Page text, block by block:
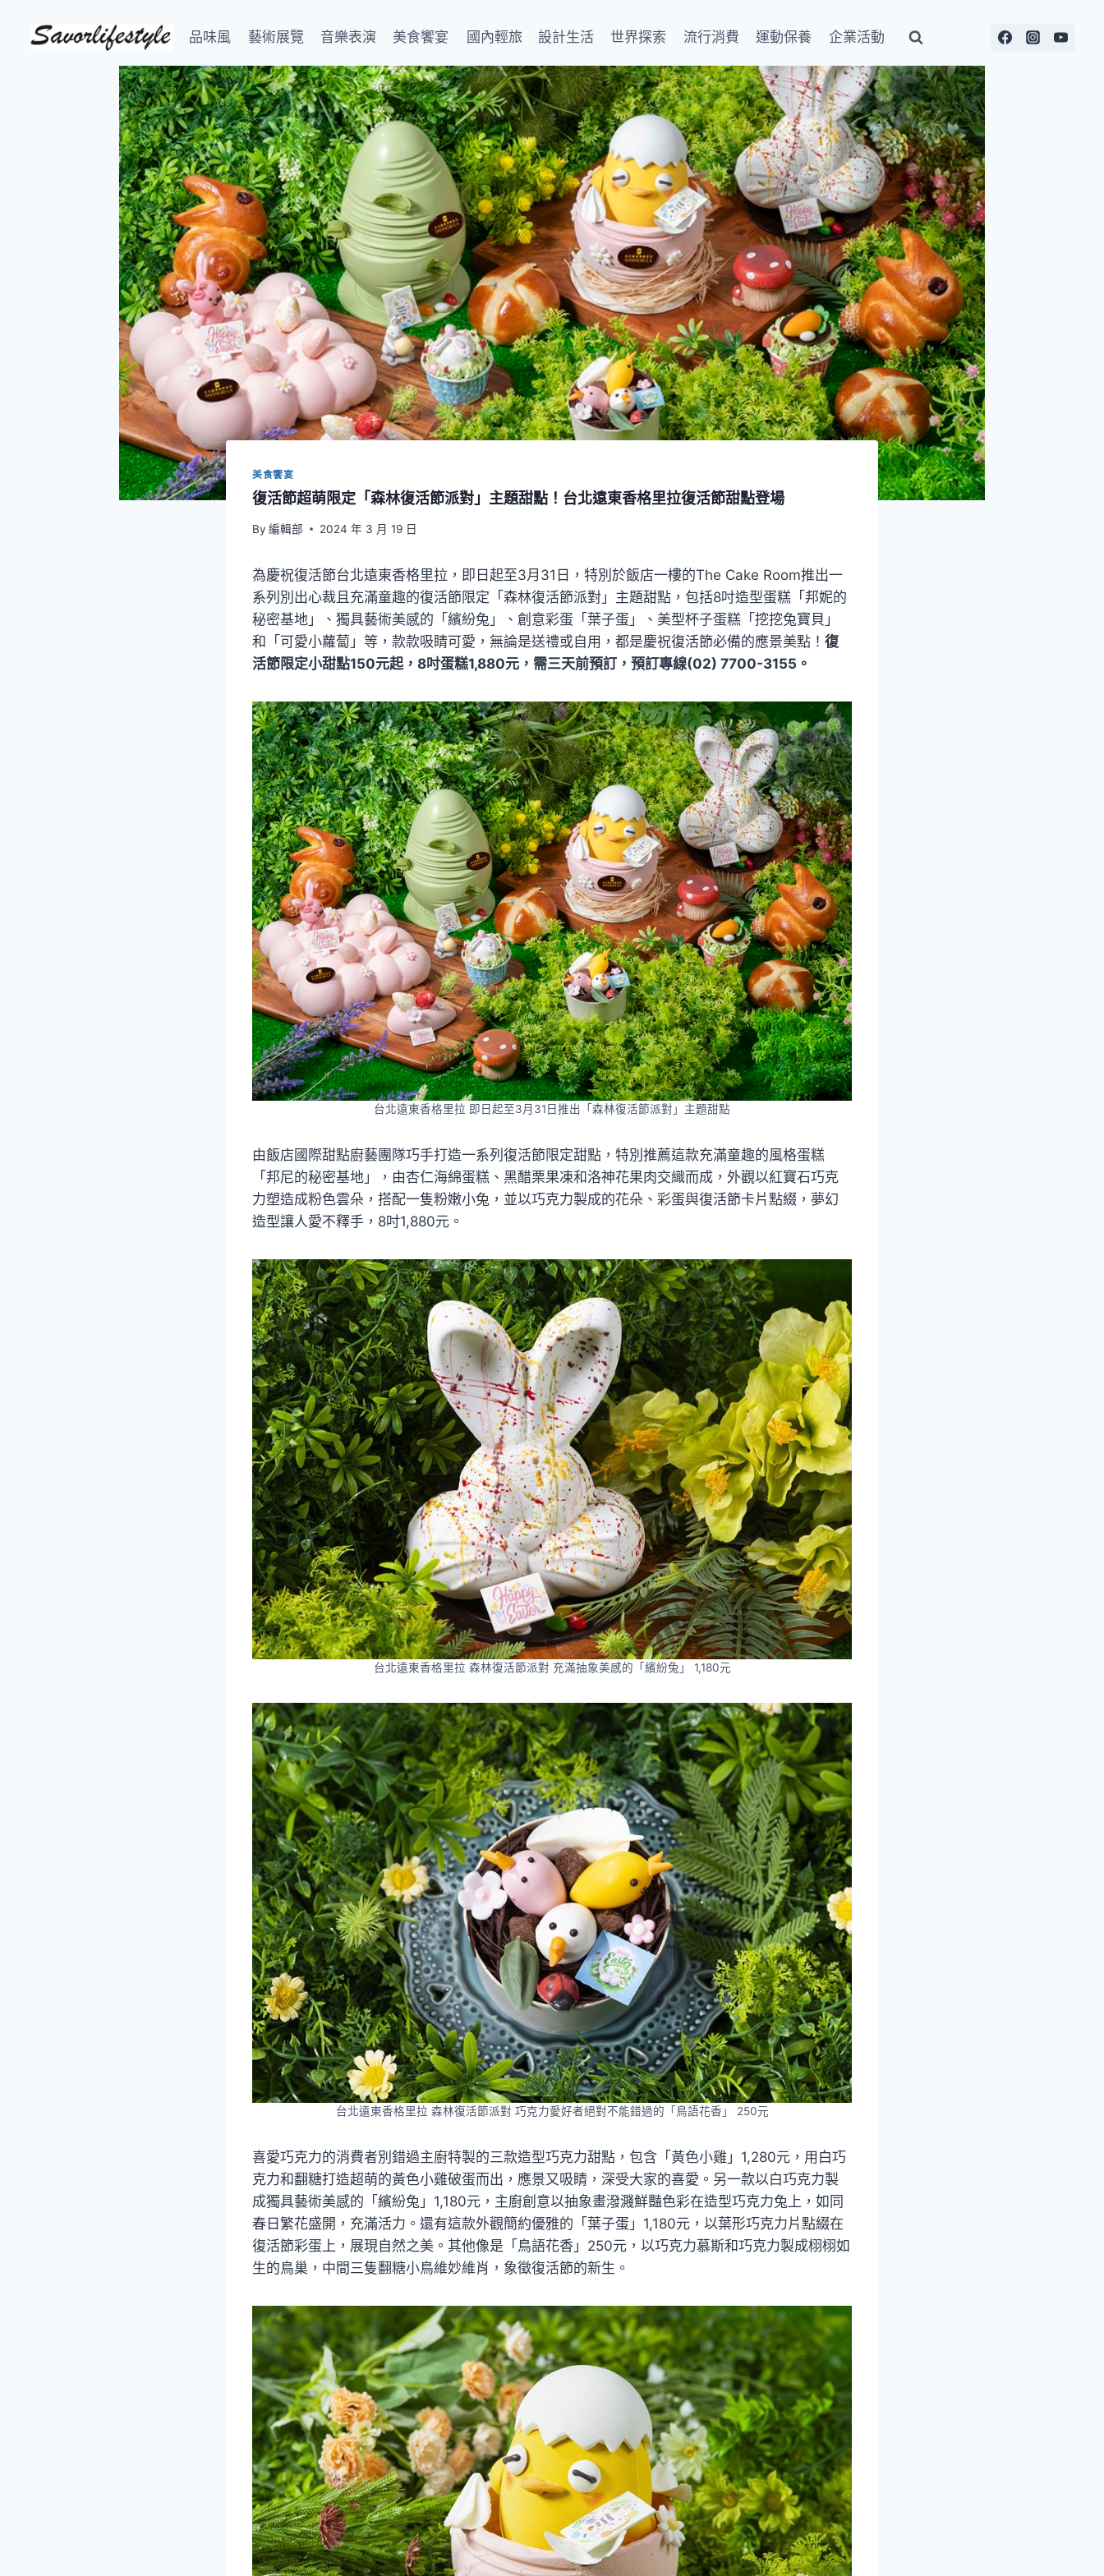
品味風 藝術展覽 音樂表演 美食饗宴 國內輕旅 設計生活 世界探索 流行消費 運動保養 企業活動
美食饗宴
復活節超萌限定「森林復活節派對」主題甜點！台北遠東香格里拉復活節甜點登場
By 編輯部 2024 年 3 月 19 日
為慶祝復活節台北遠東香格里拉，即日起至3月31日，特別於飯店一樓的The Cake Room推出一
系列別出心裁且充滿童趣的復活節限定「森林復活節派對」主題甜點，包括8吋造型蛋糕「邦妮的
秘密基地」、獨具藝術美感的「繽紛兔」、創意彩蛋「葉子蛋」、美型杯子蛋糕「挖挖兔寶貝」
和「可愛小蘿蔔」等，款款吸睛可愛，無論是送禮或自用，都是慶祝復活節必備的應景美點！ 復
活節限定小甜點150元起，8吋蛋糕1,880元，需三天前預訂，預訂專線(02) 7700-3155。
台北遠東香格里拉 即日起至3月31日推出「森林復活節派對」主題甜點
由飯店國際甜點廚藝團隊巧手打造一系列復活節限定甜點，特別推薦這款充滿童趣的風格蛋糕
「邦尼的秘密基地」，由杏仁海綿蛋糕、黑醋栗果凍和洛神花果肉交織而成，外觀以紅寶石巧克
力塑造成粉色雲朵，搭配一隻粉嫩小兔，並以巧克力製成的花朵、彩蛋與復活節卡片點綴，夢幻
造型讓人愛不釋手，8吋1,880元。
台北遠東香格里拉 森林復活節派對 充滿抽象美感的「繽紛兔」 1,180元
台北遠東香格里拉 森林復活節派對 巧克力愛好者絕對不能錯過的「鳥語花香」 250元
喜愛巧克力的消費者別錯過主廚特製的三款造型巧克力甜點，包含「黃色小雞」1,280元，用白巧
克力和翻糖打造超萌的黃色小雞破蛋而出，應景又吸睛，深受大家的喜愛。另一款以白巧克力製
成獨具藝術美感的「繽紛兔」1,180元，主廚創意以抽象畫潑濺鮮豔色彩在造型巧克力兔上，如同
春日繁花盛開，充滿活力。還有這款外觀簡約優雅的「葉子蛋」1,180元，以葉形巧克力片點綴在
復活節彩蛋上，展現自然之美。其他像是「鳥語花香」250元，以巧克力慕斯和巧克力製成栩栩如
生的鳥巢，中間三隻翻糖小鳥維妙維肖，象徵復活節的新生。